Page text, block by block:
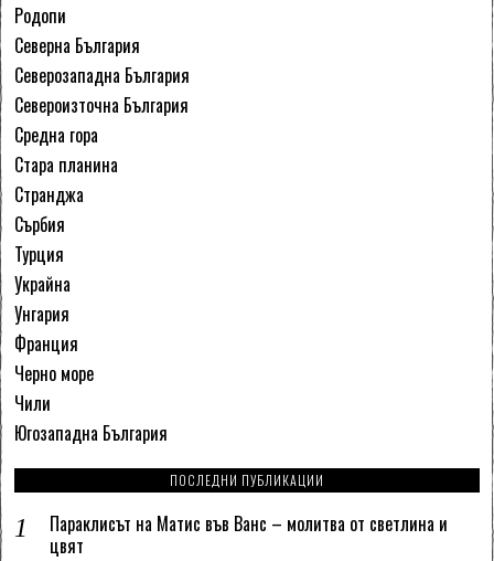
Родопи
Северна България
Северозападна България
Североизточна България
Средна гора
Стара планина
Странджа
Сърбия
Турция
Украйна
Унгария
Франция
Черно море
Чили
Югозападна България
ПОСЛЕДНИ ПУБЛИКАЦИИ
Параклисът на Матис във Ванс – молитва от светлина и
цвят